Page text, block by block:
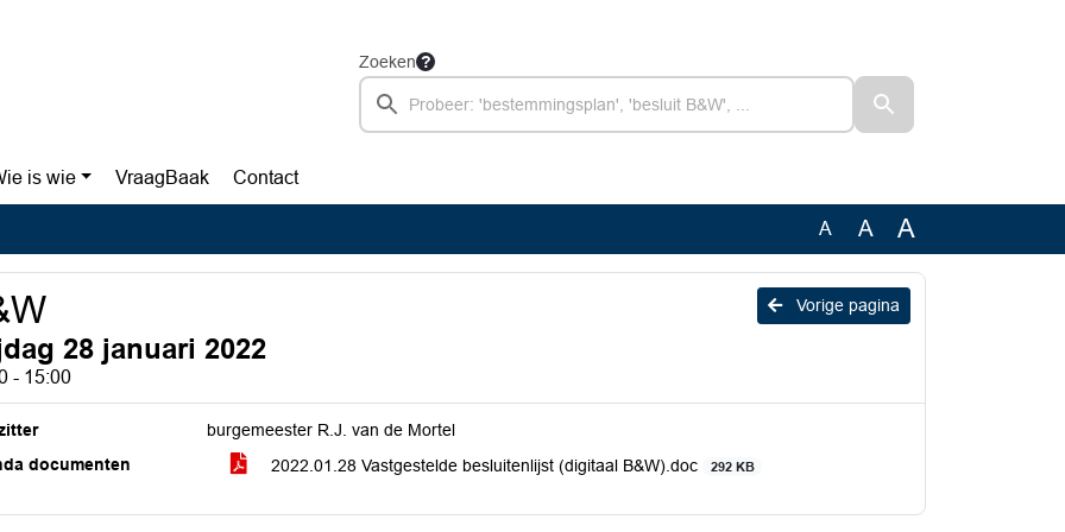
Zoeken
is wie VraagBaak Contact
A A A
Vorige pagina
28 januari 2022
- 15:00
burgemeester R.J. van de Mortel
documenten
2022.01.28 Vastgestelde besluitenlijst (digitaal B&W).doc 292 KB